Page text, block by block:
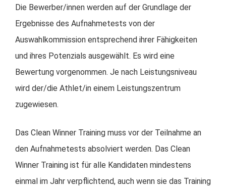
Die Bewerber/innen werden auf der Grundlage der
Ergebnisse des Aufnahmetests von der
Auswahlkommission entsprechend ihrer Fähigkeiten
und ihres Potenzials ausgewählt. Es wird eine
Bewertung vorgenommen. Je nach Leistungsniveau
wird der/die Athlet/in einem Leistungszentrum
zugewiesen.
Das Clean Winner Training muss vor der Teilnahme an
den Aufnahmetests absolviert werden. Das Clean
Winner Training ist für alle Kandidaten mindestens
einmal im Jahr verpflichtend, auch wenn sie das Training